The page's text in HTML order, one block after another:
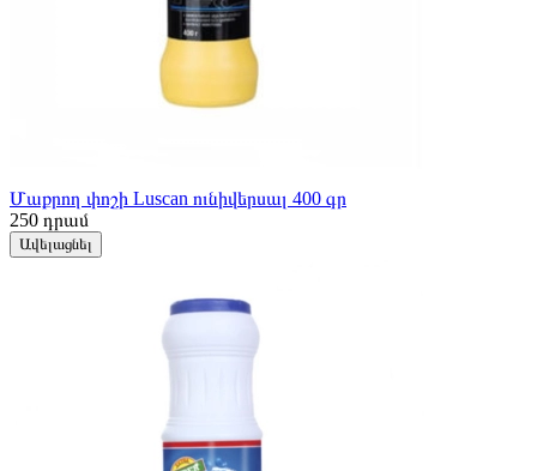
Մաքրող փոշի Luscan ունիվերսալ 400 գր
250 դրամ
Ավելացնել